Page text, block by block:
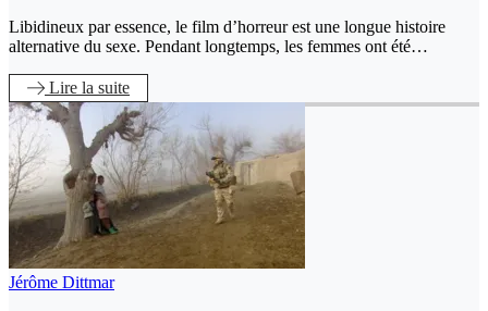
Libidineux par essence, le film d’horreur est une longue histoire
alternative du sexe. Pendant longtemps, les femmes ont été…
Lire la suite
Jérôme Dittmar